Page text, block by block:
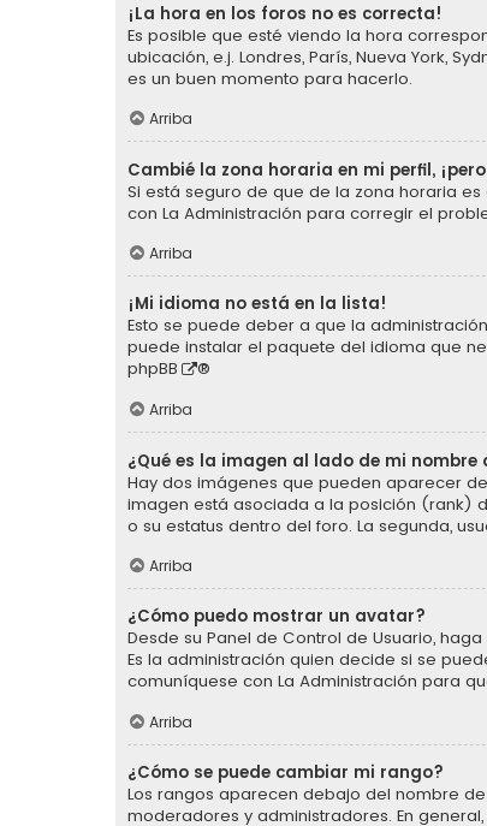
¡La hora en los foros no es correcta!
Es posible que esté viendo la hora
ubicación, e.j. Londres, París, Nueva York,
es un buen momento para hacerlo.
Arriba
Cambié la zona horaria en mi perfil,
Si está seguro de que de la zona horaria
con La Administración para corregir el
Arriba
¡Mi idioma no está en la lista!
Esto se puede deber a que la
puede instalar el paquete del idioma que
phpBB
®
Arriba
¿Qué es la imagen al lado de mi nombre
Hay dos imágenes que pueden aparecer
imagen está asociada a la posición (rank)
o su estatus dentro del foro. La segunda,
Arriba
¿Cómo puedo mostrar un avatar?
Desde su Panel de Control de Usuario,
Es la administración quien decide si se
comuníquese con La Administración para
Arriba
¿Cómo se puede cambiar mi rango?
Los rangos aparecen debajo del nombre
moderadores y administradores. En